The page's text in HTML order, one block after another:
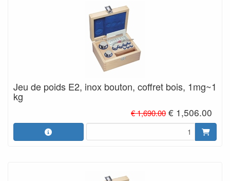
Jeu de poids E2, inox bouton, coffret bois, 1mg~1
kg
€ 1,690.00 € 1,506.00